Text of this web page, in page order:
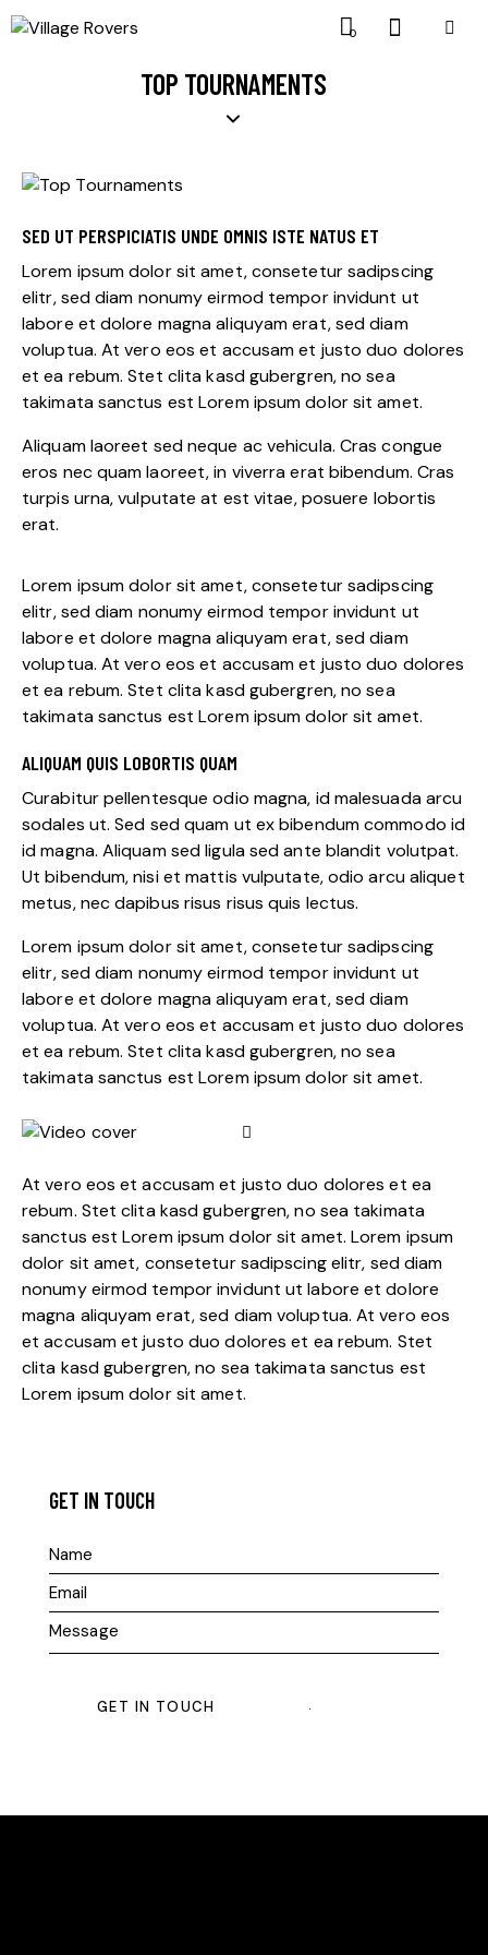
0
TOP TOURNAMENTS
SED UT PERSPICIATIS UNDE OMNIS ISTE NATUS ET
Lorem ipsum dolor sit amet, consetetur sadipscing
elitr, sed diam nonumy eirmod tempor invidunt ut
labore et dolore magna aliquyam erat, sed diam
voluptua. At vero eos et accusam et justo duo dolores
et ea rebum. Stet clita kasd gubergren, no sea
takimata sanctus est Lorem ipsum dolor sit amet.
Aliquam laoreet sed neque ac vehicula. Cras congue
eros nec quam laoreet, in viverra erat bibendum. Cras
turpis urna, vulputate at est vitae, posuere lobortis
erat.
Lorem ipsum dolor sit amet, consetetur sadipscing
elitr, sed diam nonumy eirmod tempor invidunt ut
labore et dolore magna aliquyam erat, sed diam
voluptua. At vero eos et accusam et justo duo dolores
et ea rebum. Stet clita kasd gubergren, no sea
takimata sanctus est Lorem ipsum dolor sit amet.
ALIQUAM QUIS LOBORTIS QUAM
Curabitur pellentesque odio magna, id malesuada arcu
sodales ut. Sed sed quam ut ex bibendum commodo id
id magna. Aliquam sed ligula sed ante blandit volutpat.
Ut bibendum, nisi et mattis vulputate, odio arcu aliquet
metus, nec dapibus risus risus quis lectus.
Lorem ipsum dolor sit amet, consetetur sadipscing
elitr, sed diam nonumy eirmod tempor invidunt ut
labore et dolore magna aliquyam erat, sed diam
voluptua. At vero eos et accusam et justo duo dolores
et ea rebum. Stet clita kasd gubergren, no sea
takimata sanctus est Lorem ipsum dolor sit amet.
At vero eos et accusam et justo duo dolores et ea
rebum. Stet clita kasd gubergren, no sea takimata
sanctus est Lorem ipsum dolor sit amet. Lorem ipsum
dolor sit amet, consetetur sadipscing elitr, sed diam
nonumy eirmod tempor invidunt ut labore et dolore
magna aliquyam erat, sed diam voluptua. At vero eos
et accusam et justo duo dolores et ea rebum. Stet
clita kasd gubergren, no sea takimata sanctus est
Lorem ipsum dolor sit amet.
GET IN TOUCH
.